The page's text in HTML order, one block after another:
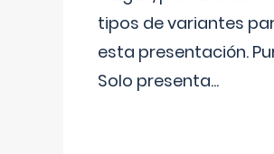
tipos de variantes
esta presentación.
Solo presenta...